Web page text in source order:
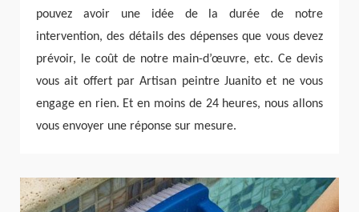
pouvez avoir une idée de la durée de notre
intervention, des détails des dépenses que vous devez
prévoir, le coût de notre main-d’œuvre, etc. Ce devis
vous ait offert par Artisan peintre Juanito et ne vous
engage en rien. Et en moins de 24 heures, nous allons
vous envoyer une réponse sur mesure.